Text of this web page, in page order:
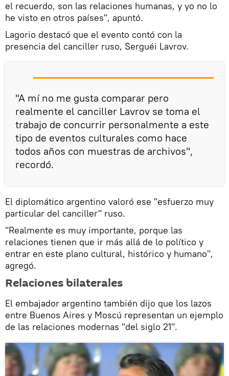
el recuerdo, son las relaciones humanas, y yo no lo
he visto en otros países", apuntó.
Lagorio destacó que el evento contó con la
presencia del canciller ruso, Serguéi Lavrov.
"A mí no me gusta comparar pero
realmente el canciller Lavrov se toma el
trabajo de concurrir personalmente a este
tipo de eventos culturales como hace
todos años con muestras de archivos",
recordó.
El diplomático argentino valoró ese "esfuerzo muy
particular del canciller" ruso.
"Realmente es muy importante, porque las
relaciones tienen que ir más allá de lo político y
entrar en este plano cultural, histórico y humano",
agregó.
Relaciones bilaterales
El embajador argentino también dijo que los lazos
entre Buenos Aires y Moscú representan un ejemplo
de las relaciones modernas "del siglo 21".